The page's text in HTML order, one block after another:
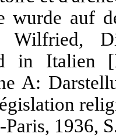
wurde auf
Wilfried,
in Italien
A:
1936,